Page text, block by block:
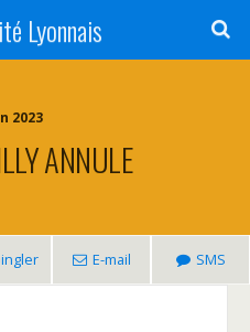
Lyonnais
2023
ANNULE
E-mail SMS